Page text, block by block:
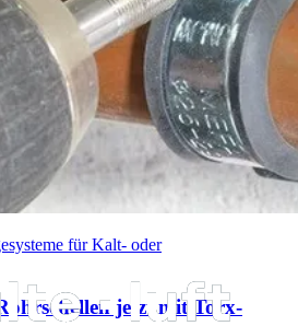
für Kalt- oder
jetzt mit Torx-